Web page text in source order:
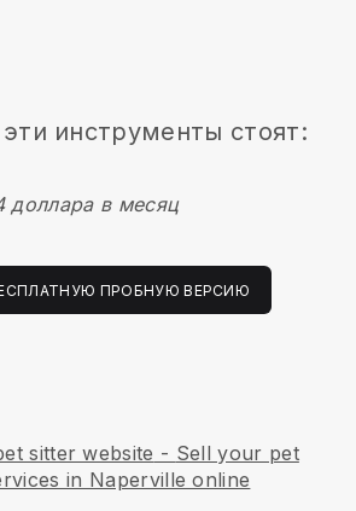
эти инструменты стоят:
доллара в месяц
ПРОБНУЮ ВЕРСИЮ
sitter website - Sell your pet
in Naperville online